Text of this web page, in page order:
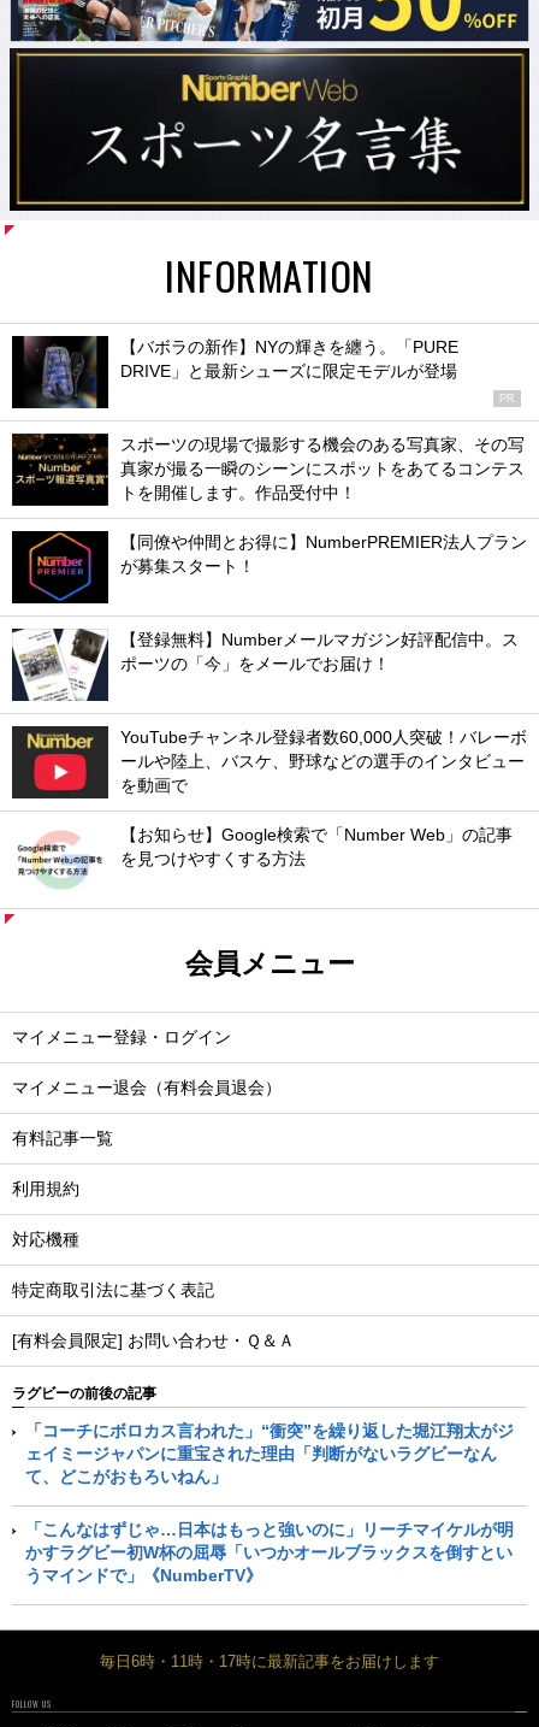
INFORMATION
【バボラの新作】NYの輝きを纏う。「PURE
DRIVE」と最新シューズに限定モデルが登場
PR
スポーツの現場で撮影する機会のある写真家、その写
真家が撮る一瞬のシーンにスポットをあてるコンテス
トを開催します。作品受付中！
【同僚や仲間とお得に】NumberPREMIER法人プラン
が募集スタート！
【登録無料】Numberメールマガジン好評配信中。ス
ポーツの「今」をメールでお届け！
YouTubeチャンネル登録者数60,000人突破！バレーボ
ールや陸上、バスケ、野球などの選手のインタビュー
を動画で
【お知らせ】Google検索で「Number Web」の記事
を見つけやすくする方法
会員メニュー
マイメニュー登録・ログイン
マイメニュー退会（有料会員退会）
有料記事一覧
利用規約
対応機種
特定商取引法に基づく表記
[有料会員限定] お問い合わせ・Ｑ＆Ａ
ラグビーの前後の記事
「コーチにボロカス言われた」“衝突”を繰り返した堀江翔太がジ
ェイミージャパンに重宝された理由「判断がないラグビーなん
て、どこがおもろいねん」
「こんなはずじゃ…日本はもっと強いのに」リーチマイケルが明
かすラグビー初W杯の屈辱「いつかオールブラックスを倒すとい
うマインドで」《NumberTV》
毎日6時・11時・17時に最新記事をお届けします
FOLLOW US